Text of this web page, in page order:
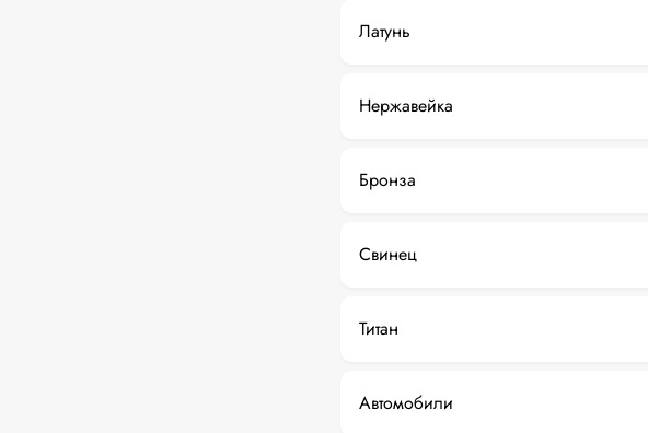
Латунь
Нержавейка
Бронза
Свинец
Титан
Автомобили